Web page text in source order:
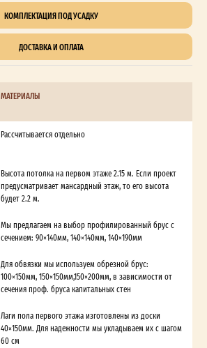
КОМПЛЕКТАЦИЯ ПОД УСАДКУ
ДОСТАВКА И ОПЛАТА
МАТЕРИАЛЫ
Рассчитывается отдельно
Высота потолка на первом этаже 2.15 м. Если проект
предусматривает мансардный этаж, то его высота
будет 2.2 м.
Мы предлагаем на выбор профилированный брус с
сечением: 90×140мм, 140×140мм, 140×190мм
Для обвязки мы используем обрезной брус:
100×150мм, 150×150мм,150×200мм, в зависимости от
сечения проф. бруса капитальных стен
Лаги пола первого этажа изготовлены из доски
40×150мм. Для надежности мы укладываем их с шагом
60 см